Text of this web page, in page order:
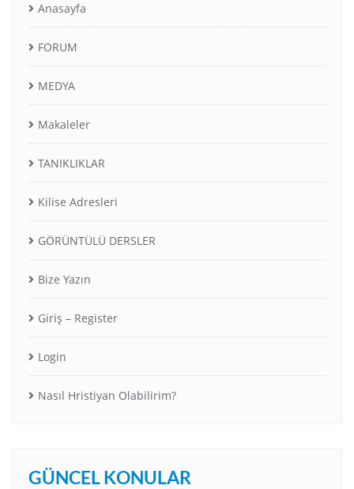
Anasayfa
FORUM
MEDYA
Makaleler
TANIKLIKLAR
Kilise Adresleri
GÖRÜNTÜLÜ DERSLER
Bize Yazın
Giriş – Register
Login
Nasıl Hristiyan Olabilirim?
GÜNCEL KONULAR